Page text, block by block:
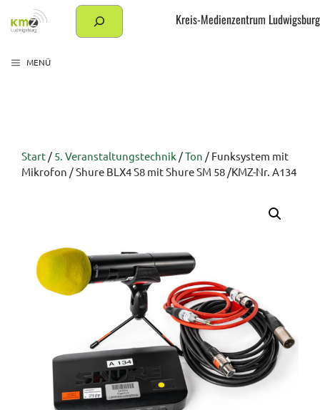
Inhalt
Suchen Kreis-Medienzentrum Ludwigsburg
MENÜ
Start / 5. Veranstaltungstechnik /Ton / Funksystem mit
Mikrofon / Shure BLX4 S8 mit Shure SM 58 /KMZ-Nr. A134